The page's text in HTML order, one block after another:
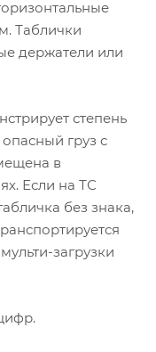
Таблички
держатели или
степень
груз с
в
Если на ТС
без знака,
загрузки